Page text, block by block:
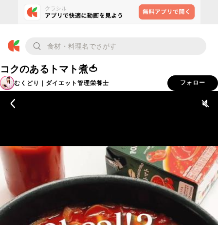
コクのあるトマト煮🍅
むくどり｜ダイエット管理栄養士 フォロー